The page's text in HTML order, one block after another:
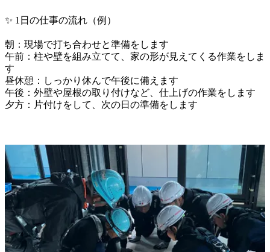
✨ 1日の仕事の流れ（例）
朝：現場で打ち合わせと準備をします
午前：柱や壁を組み立てて、家の形が見えてくる作業をしま
す
昼休憩：しっかり休んで午後に備えます
午後：外壁や屋根の取り付けなど、仕上げの作業をします
夕方：片付けをして、次の日の準備をします